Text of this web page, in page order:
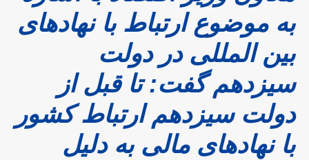
به موضوع ارتباط با نهادهای
بین المللی در دولت
سیزدهم گفت: تا قبل از
دولت سیزدهم ارتباط کشور
با نهادهای مالی به دلیل